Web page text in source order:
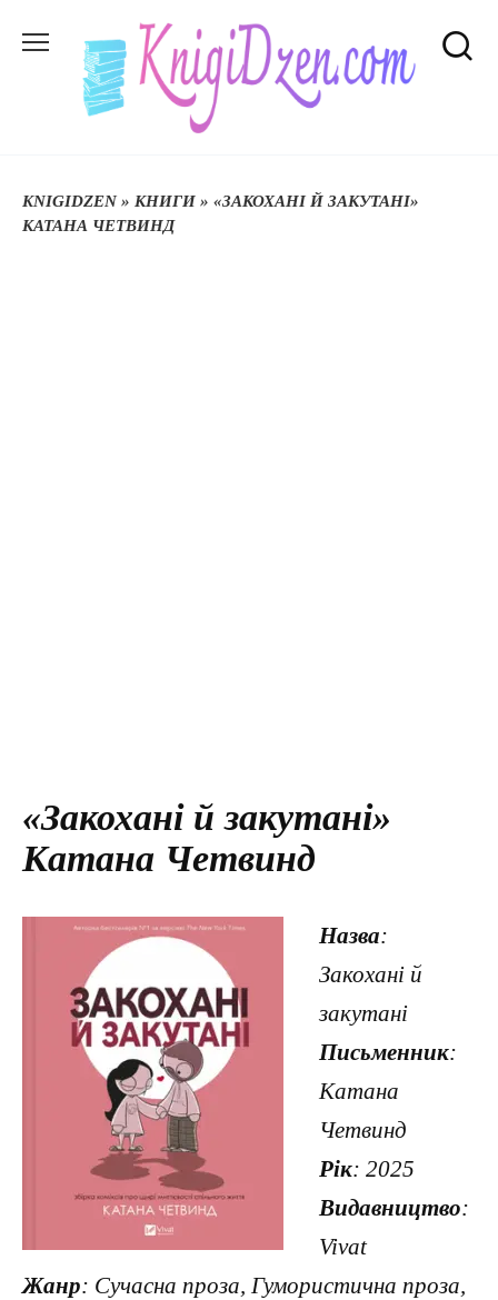
до
KNIGIDZEN» КНИГИ » «ЗАКОХАНІ Й ЗАКУТАНІ»
КАТАНА ЧЕТВИНД
«Закохані й закутані»
Катана Четвинд
Назва:
Закохані й
закутані
Письменник:
Катана
Четвинд
Рік: 2025
Видавництво:
Vivat
Жанр: Сучасна проза, Гумористична проза,